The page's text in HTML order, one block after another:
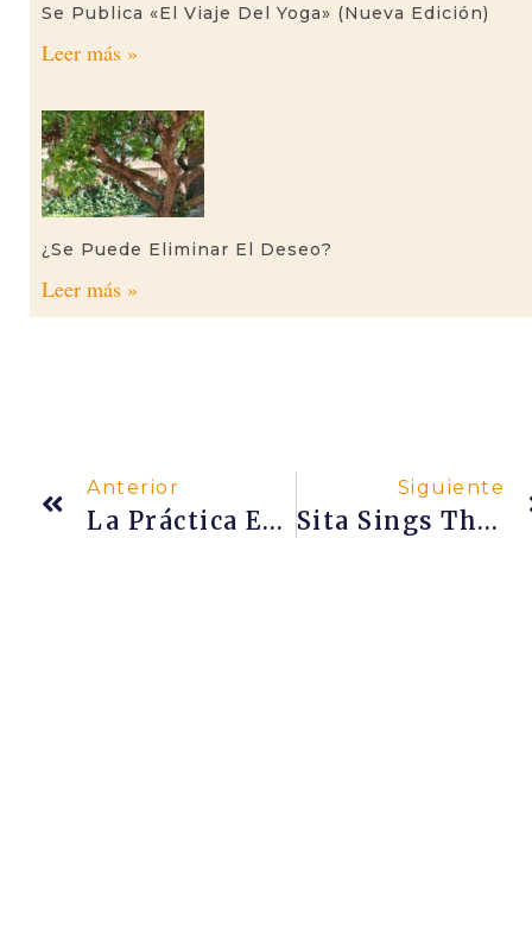
Se Publica «El Viaje Del Yoga» (nueva Edición)
Leer más »
¿Se Puede Eliminar El Deseo?
Leer más »
Anterior
La Práctica Espiritual De Omkār
Siguiente
Sita Sings The Blues